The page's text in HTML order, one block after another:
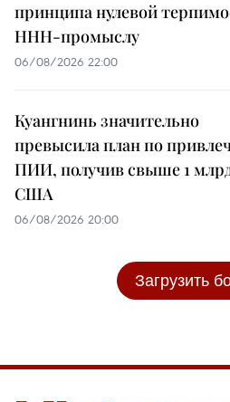
принципа нулевой
ННН-промыслу
06/08/2026 22:00
Куангнинь значительно
превысила план по
ПИИ, получив свыше 1
США
06/08/2026 20:00
Загрузить